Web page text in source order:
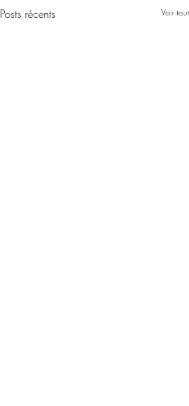
Posts récents Voir tout